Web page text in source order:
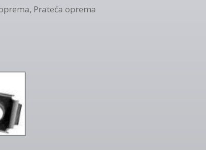
, Prateća oprema